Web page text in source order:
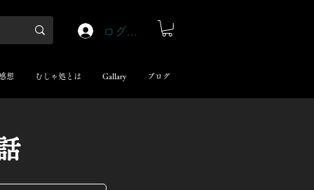
ログイン
想 むしゃ処とは Gallary ブログ